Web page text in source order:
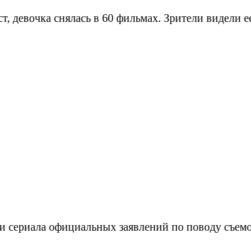
снялась в 60 фильмах. Зрители видели
официальных заявлений по поводу